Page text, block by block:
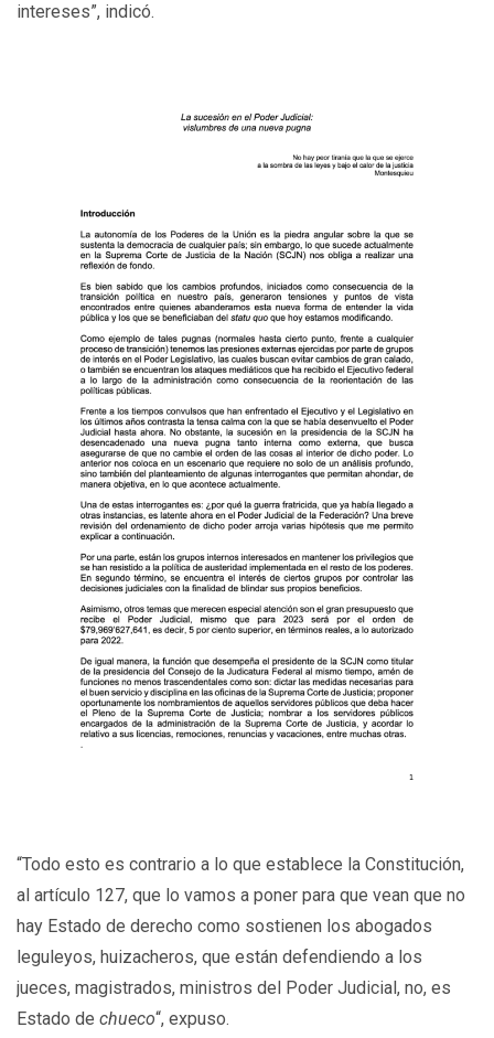
intereses”, indicó.
“Todo esto es contrario a lo que establece la Constitución,
al artículo 127, que lo vamos a poner para que vean que no
hay Estado de derecho como sostienen los abogados
leguleyos, huizacheros, que están defendiendo a los
jueces, magistrados, ministros del Poder Judicial, no, es
Estado de chueco“, expuso.